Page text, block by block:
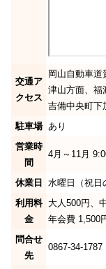
交通ア
クセス
岡山自動車
津山方面、福
吉備中央町下
駐車場
あり
営業時
間
4月～11月
休業日
水曜日（祝日
利用料
金
大人500円、
年会費 1,500
問合せ
先
0867-34-1787